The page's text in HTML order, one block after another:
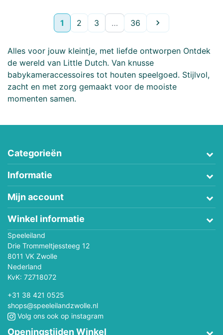
1 2 3 … 36 Volgende

Alles voor jouw kleintje, met liefde ontworpen Ontdek
de wereld van Little Dutch. Van knusse
babykameraccessoires tot houten speelgoed. Stijlvol,
zacht en met zorg gemaakt voor de mooiste
momenten samen.
Categorieën
Informatie
Mijn account
Winkel informatie
Speeleiland
Drie Trommeltjessteeg 12
8011 VK Zwolle
Nederland
KvK: 72718072
+31 38 421 0525
shops@speeleilandzwolle.nl
Volg ons ook op instagram
Openingstijden Winkel